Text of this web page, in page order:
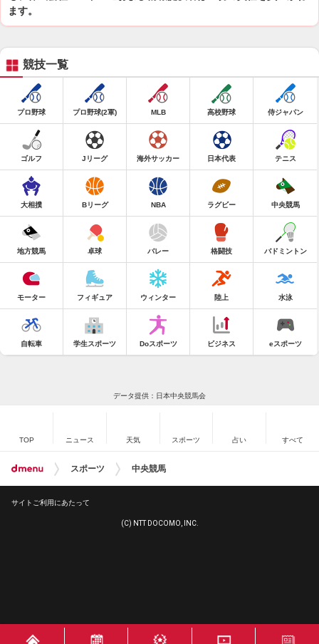
ます。
競技一覧
プロ野球 プロ野球(2軍) MLB 高校野球 侍ジャパン
ゴルフ Jリーグ 海外サッカー 日本代表 テニス
大相撲 Bリーグ NBA ラグビー 中央競馬
地方競馬 卓球 バレー 格闘技 バドミントン
モーター フィギュア ウィンター 陸上 水泳
自転車 学生スポーツ Doスポーツ ビジネス eスポーツ
データ提供：日本中央競馬会
TOP ニュース 天気 スポーツ 占い すべて
スポーツ 中央競馬
サイトご利用にあたって
(C) NTT DOCOMO, INC.